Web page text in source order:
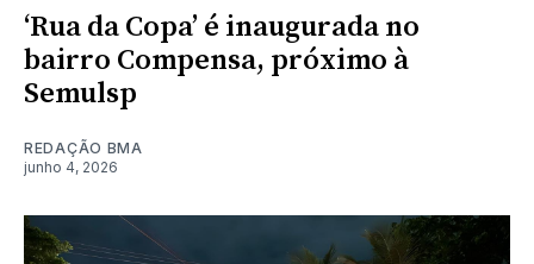
‘Rua da Copa’ é inaugurada no
bairro Compensa, próximo à
Semulsp
REDAÇÃO BMA
junho 4, 2026